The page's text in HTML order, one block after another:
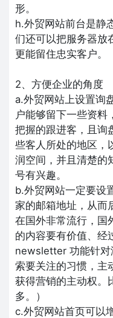
形。
h.外贸网站前台是静
们还可以把服务器放
更能留住忠实客户。
2、方便企业的角度
a.外贸网站上设置询
户能够留下一些资料
把握的跟进客，且询
些客人所处的地区，
润空间，并且清楚的
号有兴趣。
b.外贸网站一定要设
家的邮箱地址，从而
在国外非常流行，国
的内容要有价值、经
newsletter 功能针对
索要关注的习惯，主
获得营销的主动权。
多。）
c.外贸网站首页可以